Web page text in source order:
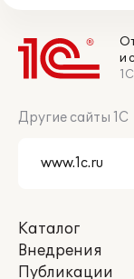
и
Другие сайты 1С
Каталог
Внедрения
Публикации